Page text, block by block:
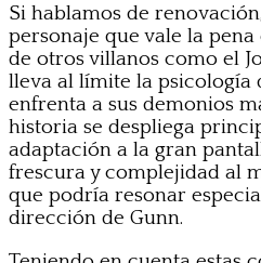
Si hablamos de
personaje que vale la
de otros villanos como el
lleva al límite la psicología
enfrenta a sus demonios
historia se despliega
adaptación a la gran
frescura y complejidad al
que podría resonar
dirección de Gunn.